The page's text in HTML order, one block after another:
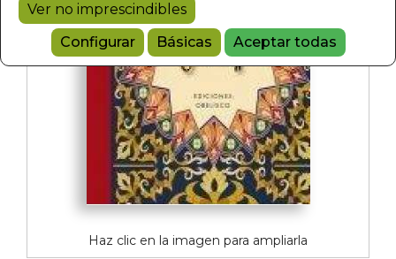
Ver no imprescindibles
Configurar
Básicas Aceptar todas
Haz clic en la imagen para ampliarla